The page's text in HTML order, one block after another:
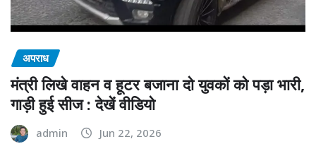
अपराध
मंत्री लिखे वाहन व हूटर बजाना दो युवकों को पड़ा भारी,
गाड़ी हुई सीज : देखें वीडियो
admin Jun 22, 2026